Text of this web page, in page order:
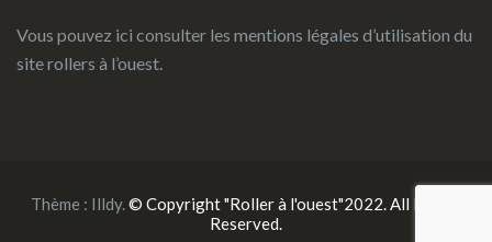
Vous pouvez ici consulter les mentions légales d’utilisation du
site rollers à l’ouest.
Thème : Illdy.© Copyright "Roller à l'ouest"2022. All Rights
Reserved.